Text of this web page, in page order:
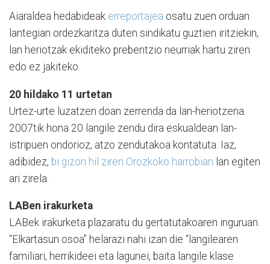
Aiaraldea hedabideak erreportajea osatu zuen orduan
lantegian ordezkaritza duten sindikatu guztien iritziekin,
lan heriotzak ekiditeko prebentzio neurriak hartu ziren
edo ez jakiteko.
20 hildako 11 urtetan
Urtez-urte luzatzen doan zerrenda da lan-heriotzena.
2007tik hona 20 langile zendu dira eskualdean lan-
istripuen ondorioz, atzo zendutakoa kontatuta. Iaz,
adibidez, bi gizon hil ziren Orozkoko harrobian lan egiten
ari zirela.
LABen irakurketa
LABek irakurketa plazaratu du gertatutakoaren inguruan.
“Elkartasun osoa” helarazi nahi izan die “langilearen
familiari, herrikideei eta lagunei, baita langile klase